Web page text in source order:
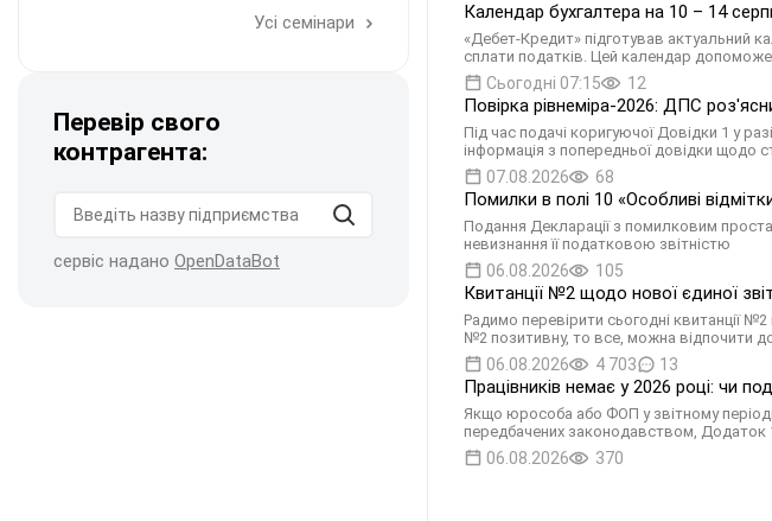
Календар бухгалтера на 10 – 14
«Дебет-Кредит» підготував актуальний
сплати податків. Цей календар
Сьогодні 07:15 12
Повірка рівнеміра-2026: ДПС
Під час подачі коригуючої Довідки 1 у
інформація з попередньої довідки щодо
07.08.2026 68
Помилки в полі 10 «Особливі
Подання Декларації з помилковим
невизнання її податковою звітністю
06.08.2026 105
Квитанції №2 щодо нової єдиної
Радимо перевірити сьогодні квитанції
№2 позитивну, то все, можна відпочити
06.08.2026 4 703 13
Працівників немає у 2026 році: чи
Якщо юрособа або ФОП у звітному
передбачених законодавством, Додаток
06.08.2026 370
Усі семінари
Перевір свого
контрагента:
сервіс надано OpenDataBot